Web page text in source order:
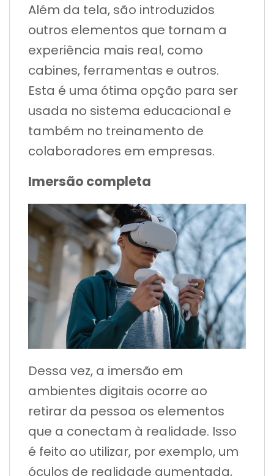
Além da tela, são introduzidos
outros elementos que tornam a
experiência mais real, como
cabines, ferramentas e outros.
Esta é uma ótima opção para ser
usada no sistema educacional e
também no treinamento de
colaboradores em empresas.
Imersão completa
Dessa vez, a imersão em
ambientes digitais ocorre ao
retirar da pessoa os elementos
que a conectam à realidade. Isso
é feito ao utilizar, por exemplo, um
óculos de realidade aumentada,